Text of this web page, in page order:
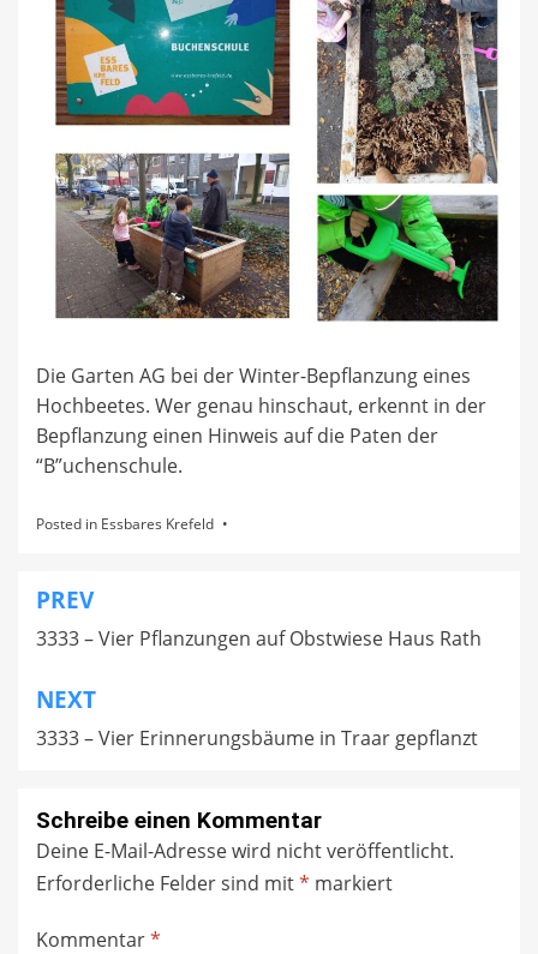
Die Garten AG bei der Winter-Bepflanzung eines
Hochbeetes. Wer genau hinschaut, erkennt in der
Bepflanzung einen Hinweis auf die Paten der
“B”uchenschule.
Posted in Essbares Krefeld
Beitragsnavigation
PREV
3333 – Vier Pflanzungen auf Obstwiese Haus Rath
NEXT
3333 – Vier Erinnerungsbäume in Traar gepflanzt
Schreibe einen Kommentar
Deine E-Mail-Adresse wird nicht veröffentlicht.
Erforderliche Felder sind mit* markiert
Kommentar*